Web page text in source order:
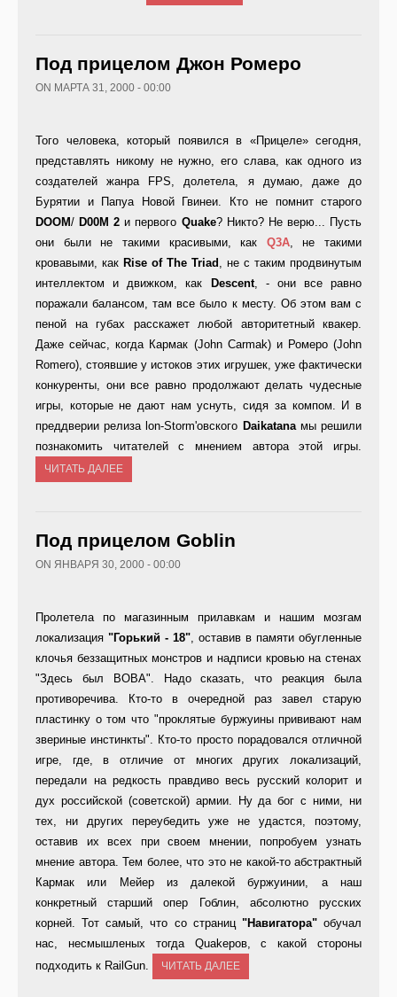
Под прицелом Джон Ромеро
ON МАРТА 31, 2000 - 00:00
Того человека, который появился в «Прицеле» сегодня,
представлять никому не нужно, его слава, как одного из
создателей жанра FPS, долетела, я думаю, даже до
Бурятии и Папуа Новой Гвинеи. Кто не помнит старого
DOOM/ D00M 2 и первого Quake? Никто? Не верю... Пусть
они были не такими красивыми, как Q3A, не такими
кровавыми, как Rise of The Triad , не с таким продвинутым
интеллектом и движком, как
Descent, - они все равно
поражали балансом, там все было к месту. Об этом вам с
пеной на губах расскажет любой авторитетный квакер.
Даже сейчас, когда Кармак (John Carmak) и Ромеро (John
Romero), стоявшие у истоков этих игрушек, уже фактически
конкуренты, они все равно продолжают делать чудесные
игры, которые не дают нам уснуть, сидя за компом. И в
преддверии релиза lon-Storm'oвского Daikatanaмы решили
познакомить читателей с мнением автора этой игры.
ЧИТАТЬ ДАЛЕЕ
Под прицелом Goblin
ON ЯНВАРЯ 30, 2000 - 00:00
Пролетела по магазинным прилавкам и нашим мозгам
локализация "Горький - 18", оставив в памяти обугленные
клочья беззащитных монстров и надписи кровью на стенах
"Здесь был ВОВА". Надо сказать, что реакция была
противоречива. Кто-то в очередной раз завел старую
пластинку о том что "проклятые буржуины прививают нам
звериные инстинкты". Кто-то просто порадовался отличной
игре, где, в отличие от многих других локализаций,
передали на редкость правдиво весь русский колорит и
дух российской (советской) армии. Ну да бог с ними, ни
тех, ни других переубедить уже не удастся, поэтому,
оставив их всех при своем мнении, попробуем узнать
мнение автора. Тем более, что это не какой-то абстрактный
Кармак или Мейер из далекой буржуинии, а наш
конкретный старший опер Гоблин, абсолютно русских
корней. Тот самый, что со страниц "Навигатора"обучал
нас, несмышленых тогда Quakeров, с какой стороны
подходить к RailGun.
ЧИТАТЬ ДАЛЕЕ